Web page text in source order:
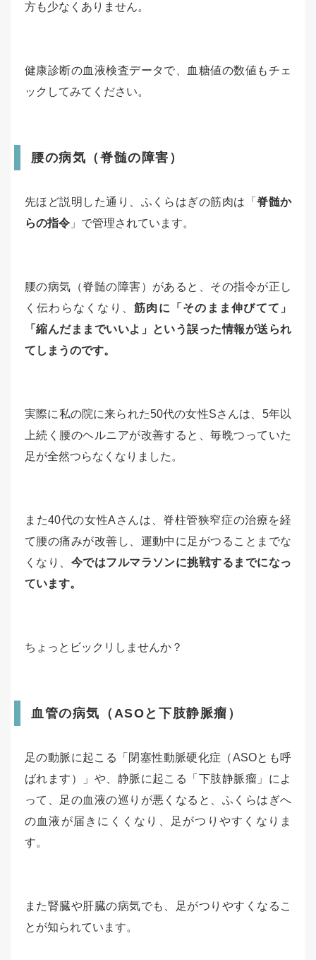
方も少なくありません。
健康診断の血液検査データで、血糖値の数値もチェ
ックしてみてください。
腰の病気（脊髄の障害）
先ほど説明した通り、ふくらはぎの筋肉は「脊髄か
らの指令 」で管理されています。
腰の病気（脊髄の障害）があると、その指令が正し
く伝わらなくなり、筋肉に「そのまま伸びてて」
「縮んだままでいいよ」という誤った情報が送られ
てしまうのです。
実際に私の院に来られた50代の女性Sさんは、5年以
上続く腰のヘルニアが改善すると、毎晩つっていた
足が全然つらなくなりました。
また40代の女性Aさんは、脊柱管狭窄症の治療を経
て腰の痛みが改善し、運動中に足がつることまでな
くなり、 今ではフルマラソンに挑戦するまでになっ
ています。
ちょっとビックリしませんか？
血管の病気（ASOと下肢静脈瘤）
足の動脈に起こる「閉塞性動脈硬化症（ASOとも呼
ばれます）」や、静脈に起こる「下肢静脈瘤」によ
って、足の血液の巡りが悪くなると、ふくらはぎへ
の血液が届きにくくなり、足がつりやすくなりま
す。
また腎臓や肝臓の病気でも、足がつりやすくなるこ
とが知られています。